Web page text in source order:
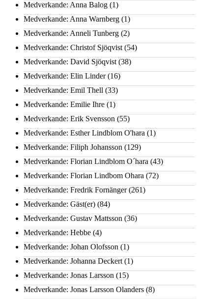
Medverkande: Anna Balog (1)
Medverkande: Anna Warnberg (1)
Medverkande: Anneli Tunberg (2)
Medverkande: Christof Sjöqvist (54)
Medverkande: David Sjöqvist (38)
Medverkande: Elin Linder(16)
Medverkande: Emil Thell (33)
Medverkande: Emilie Ihre (1)
Medverkande: Erik Svensson (55)
Medverkande: Esther Lindblom O'hara (1)
Medverkande: Filiph Johansson (129)
Medverkande: Florian Lindblom O´hara (43)
Medverkande: Florian Lindbom Ohara (72)
Medverkande: Fredrik Fornänger(261)
Medverkande: Gäst(er) (84)
Medverkande: Gustav Mattsson (36)
Medverkande: Hebbe (4)
Medverkande: Johan Olofsson (1)
Medverkande: Johanna Deckert (1)
Medverkande: Jonas Larsson (15)
Medverkande: Jonas Larsson Olanders (8)